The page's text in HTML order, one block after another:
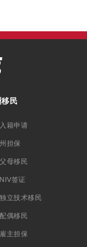
民
籍申请
担保
母移民
签证
立技术移民
偶移民
主担保